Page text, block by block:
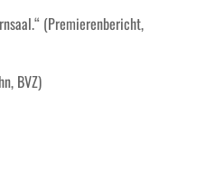
(Premierenbericht,
BVZ)